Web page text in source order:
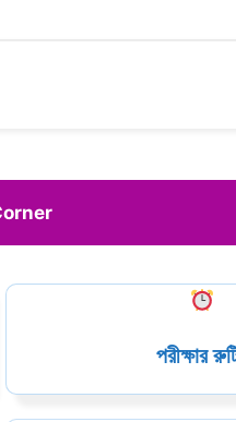
পরীক্ষার